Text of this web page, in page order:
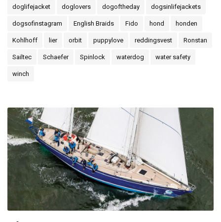
doglifejacket doglovers dogoftheday dogsinlifejackets
dogsofinstagram English Braids Fido hond honden
Kohlhoff lier orbit puppylove reddingsvest Ronstan
Sailtec Schaefer Spinlock waterdog water safety
winch